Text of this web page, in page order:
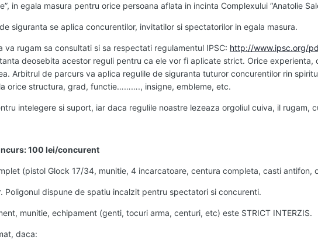
in egala masura pentru orice persoana aflata in incinta Complexului “Anatolie
siguranta se aplica concurentilor, invitatilor si spectatorilor in egala masura.
va rugam sa consultati si sa respectati regulamentul IPSC: http://www.ipsc.org/
deosebita acestor reguli pentru ca ele vor fi aplicate strict. Orice
Arbitrul de parcurs va aplica regulile de siguranta tuturor concurentilor rin
orice structura, grad, functie………., insigne, embleme, etc.
intelegere si suport, iar daca regulile noastre lezeaza orgoliul cuiva, il rugam,
100 lei/concurent
(pistol Glock 17/34, munitie, 4 incarcatoare, centura completa, casti
Poligonul dispune de spatiu incalzit pentru spectatori si concurenti.
munitie, echipament (genti, tocuri arma, centuri, etc) este STRICT INTERZIS.
daca: